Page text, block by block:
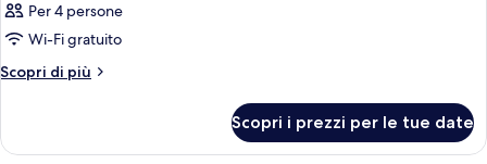
Per 4 persone
Wi-Fi gratuito
Scopri di più
Altri
Scopri i prezzi per le tue date